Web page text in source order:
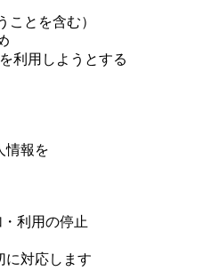
とを含む）
利用しようとする
情報を
利用の停止
に対応します